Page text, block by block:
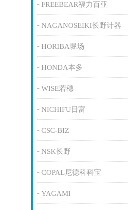
FREEBEAR福力百亚
NAGANOSEIKI长野计器
HORIBA堀场
HONDA本多
WISE若穗
NICHIFU日富
CSC-BIZ
NSK长野
COPAL尼德科科宝
YAGAMI